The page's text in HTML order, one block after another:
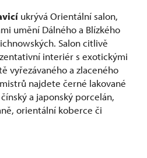
ukrývá Orientální salon,
umění Dálného a Blízkého
Salon citlivě
interiér s exotickými
vyřezávaného a zlaceného
najdete černé lakované
a japonský porcelán,
orientální koberce či